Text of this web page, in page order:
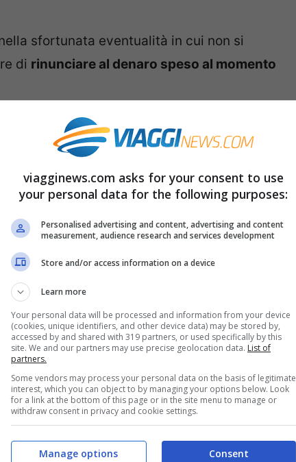
sfortunata eventualità in cui non si
di rinunciare al denaro speso al momento
riportate in modo molto chiaro in tutte
potrebbero includere delle clausole di
Esistono infatti,svariati casi in cui è
in modo parziale o accettando particolari
così puoi recuperare il
può essere anche molto elevato ed è
nel caso di mancato viaggio.Le possibilità
l’importo spesoperò, esistono e sono
viagginews.com asks for your consent to use
your personal data for the following purposes:
Personalised advertising and content, advertising and content
measurement, audience research and services development
Store and/or access information on a device
Learn more
Your personal data will be processed and information from your device
(cookies, unique identifiers, and other device data) may be stored by,
accessed by and shared with 319 partners, or used specifically by this
site. We and our partners may use precise geolocation data. List of
partners.
Some vendors may process your personal data on the basis of legitimate
interest, which you can object to by managing your options below. Look
for a link at the bottom of this page or in the site menu to manage or
withdraw consent in privacy and cookie settings.
Consent
Manage options